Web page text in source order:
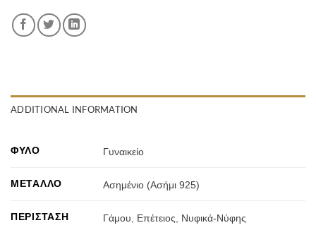
ADDITIONAL INFORMATION
ΦΎΛΟ Γυναικείο
ΜΈΤΑΛΛΟ Ασημένιο (Ασήμι 925)
ΠΕΡΊΣΤΑΣΗ Γάμου Επέτειος Νυφικά-Νύφης